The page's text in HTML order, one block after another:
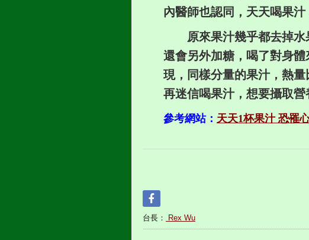
內醫師也認同，天天喝果汁
原來果汁幾乎都去掉水
還會另外加糖，喝了對身體
現，同樣分量的果汁，熱量
再迷信喝果汁，想要攝取營
參考網站： 天天1杯果汁 恐罹
台長： Rex Wu